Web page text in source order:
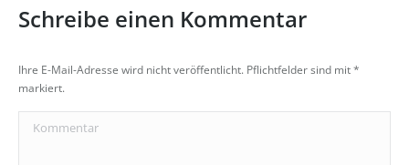
Schreibe einen Kommentar
Ihre E-Mail-Adresse wird nicht veröffentlicht. Pflichtfelder sind mit*
markiert.
Kommentar